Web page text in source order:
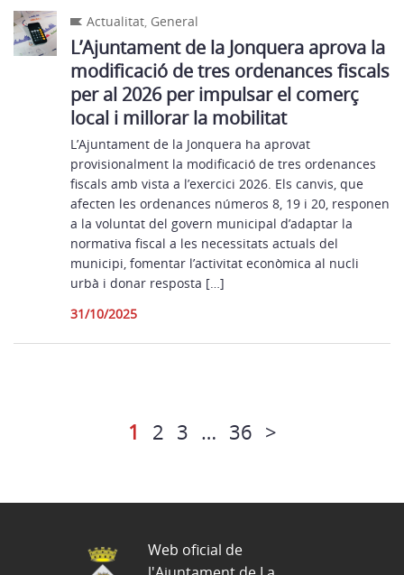
Actualitat, General
L’Ajuntament de la Jonquera aprova la
modificació de tres ordenances fiscals
per al 2026 per impulsar el comerç
local i millorar la mobilitat
L’Ajuntament de la Jonquera ha aprovat
provisionalment la modificació de tres ordenances
fiscals amb vista a l’exercici 2026. Els canvis, que
afecten les ordenances números 8, 19 i 20, responen
a la voluntat del govern municipal d’adaptar la
normativa fiscal a les necessitats actuals del
municipi, fomentar l’activitat econòmica al nucli
urbà i donar resposta […]
31/10/2025
1 2 3 … 36 >
Web oficial de